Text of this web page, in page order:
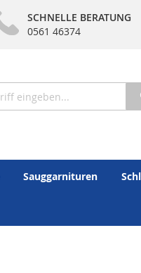
SCHNELLE BERATUNG
0561 46374
Sauggarnituren